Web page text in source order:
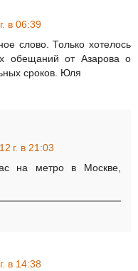
в 06:39
слово. Только хотелось
обещаний от Азарова о
сроков. Юля
г. в 21:03
на метро в Москве,
в 14:38